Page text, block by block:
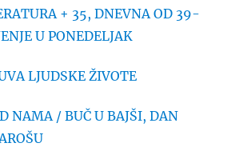
+ 35, DNEVNA OD 39-
U PONEDELJAK
LJUDSKE ŽIVOTE
NAMA / BUČ U BAJŠI, DAN